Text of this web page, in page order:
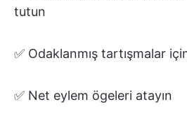
tutun
✅ Odaklanmış tartışmalar
✅ Net eylem ögeleri atayın